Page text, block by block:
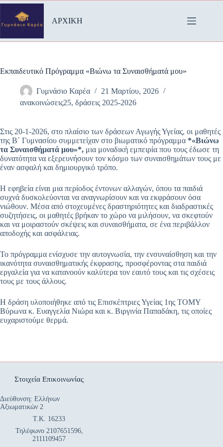
Μετάβαση
περιεχόμενο
ΑΡΧΙΚΗ
Εκπαιδευτικό Πρόγραμμα «Βιώνω τα Συναισθήματά μου»
Γυμνάσιο Καρέα
21 Μαρτίου, 2026
ανακοινώσεις25, δράσεις 2025-2026
Στις 20-1-2026, στο πλαίσιο των δράσεων Αγωγής Υγείας, οι μαθητές
της Β΄ Γυμνασίου συμμετείχαν στο βιωματικό πρόγραμμα *«Βιώνω
τα Συναισθήματά μου»*, μια μοναδική εμπειρία που τους έδωσε τη
δυνατότητα να εξερευνήσουν τον κόσμο των συναισθημάτων τους με
έναν ασφαλή και δημιουργικό τρόπο.
Η εφηβεία είναι μια περίοδος έντονων αλλαγών, όπου τα παιδιά
συχνά δυσκολεύονται να αναγνωρίσουν και να εκφράσουν όσα
νιώθουν. Μέσα από στοχευμένες δραστηριότητες και διαδραστικές
συζητήσεις, οι μαθητές βρήκαν το χώρο να μιλήσουν, να σκεφτούν
και να μοιραστούν σκέψεις και συναισθήματα, σε ένα περιβάλλον
αποδοχής και ασφάλειας.
Το πρόγραμμα ενίσχυσε την αυτογνωσία, την ενσυναίσθηση και την
ικανότητα συναισθηματικής έκφρασης, προσφέροντας στα παιδιά
εργαλεία για να κατανοούν καλύτερα τον εαυτό τους και τις σχέσεις
τους με τους άλλους.
Η δράση υλοποιήθηκε από τις Επισκέπτριες Υγείας 1ης ΤΟΜΥ
Βύρωνα κ. Ευαγγελία Νιώρα και κ. Βιργινία Παπαδάκη, τις οποίες
ευχαριστούμε θερμά.
Στοιχεία Επικοινωνίας
Διεύθυνση: Ελλήνων
Αξιωματικών 2
Τ.Κ. 16233
Τηλέφωνο 2107651596,
2111109457